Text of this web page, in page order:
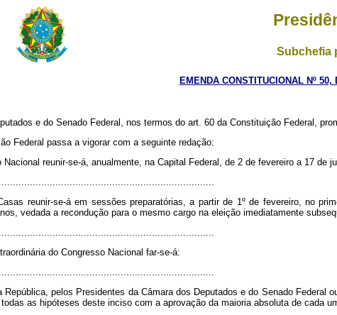
Subchefia
EMENDA CONSTITUCIONAL Nº
e do Senado Federal, nos termos do art. 60 da Constituição Federal,
Federal passa a vigorar com a seguinte redação:
Nacional reunir-se-á, anualmente, na Capital Federal, de 2 de fevereiro a 17 de
reunir-se-á em sessões preparatórias, a partir de 1º de fevereiro, no
vedada a recondução para o mesmo cargo na eleição imediatamente
do Congresso Nacional far-se-á:
República, pelos Presidentes da Câmara dos Deputados e do Senado
as hipóteses deste inciso com a aprovação da maioria absoluta de cada